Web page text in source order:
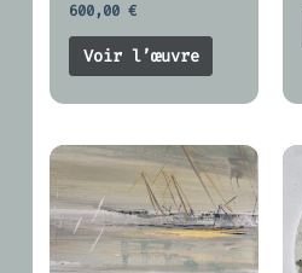
600,00€
Voir l’œuvre